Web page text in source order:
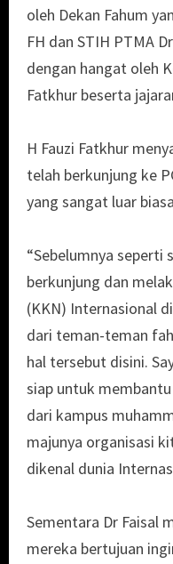
oleh Dekan Fahum
FH dan STIH PTMA
dengan hangat oleh
Fatkhur beserta
H Fauzi Fatkhur
telah berkunjung ke
yang sangat luar
“Sebelumnya seperti
berkunjung dan
(KKN) Internasional
dari teman-teman
hal tersebut disini.
siap untuk
dari kampus
majunya organisasi
dikenal dunia
Sementara Dr Faisal
mereka bertujuan